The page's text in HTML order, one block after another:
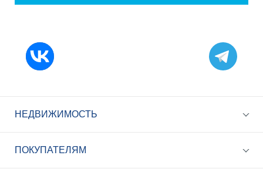
НЕДВИЖИМОСТЬ
ПОКУПАТЕЛЯМ